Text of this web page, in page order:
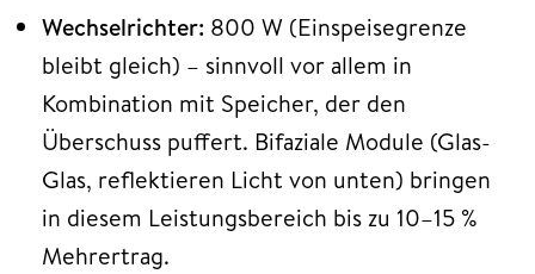
Wechselrichter: 800 W (Einspeisegrenze
bleibt gleich) – sinnvoll vor allem in
Kombination mit Speicher, der den
Überschuss puffert. Bifaziale Module (Glas-
Glas, reflektieren Licht von unten) bringen
in diesem Leistungsbereich bis zu 10–15 %
Mehrertrag.